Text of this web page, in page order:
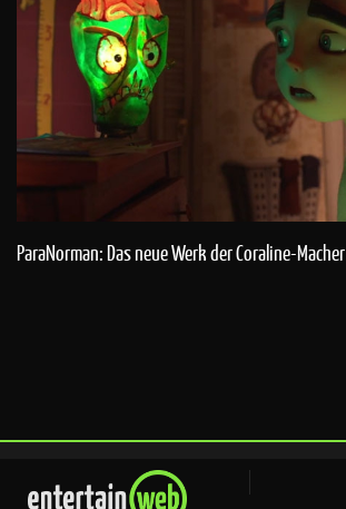
ParaNorman: Das neue Werk der Coraline-Macher